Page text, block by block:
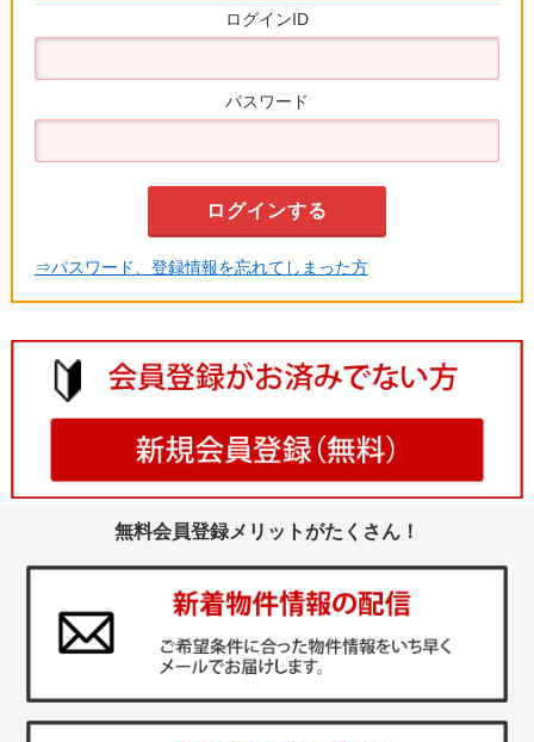
ログインID
パスワード
⇒パスワード、登録情報を忘れてしまった方
無料会員登録メリットがたくさん！